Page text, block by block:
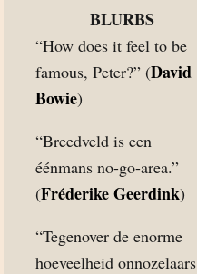
BLURBS
“How does it feel to be
famous, Peter?” (David
Bowie)
“Breedveld is een
éénmans no-go-area.”
(Fréderike Geerdink)
“Tegenover de enorme
hoeveelheid onnozelaars